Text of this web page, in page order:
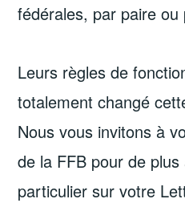
fédérales, par paire ou
Leurs règles de
totalement changé
Nous vous invitons à
de la FFB pour de
particulier sur votre